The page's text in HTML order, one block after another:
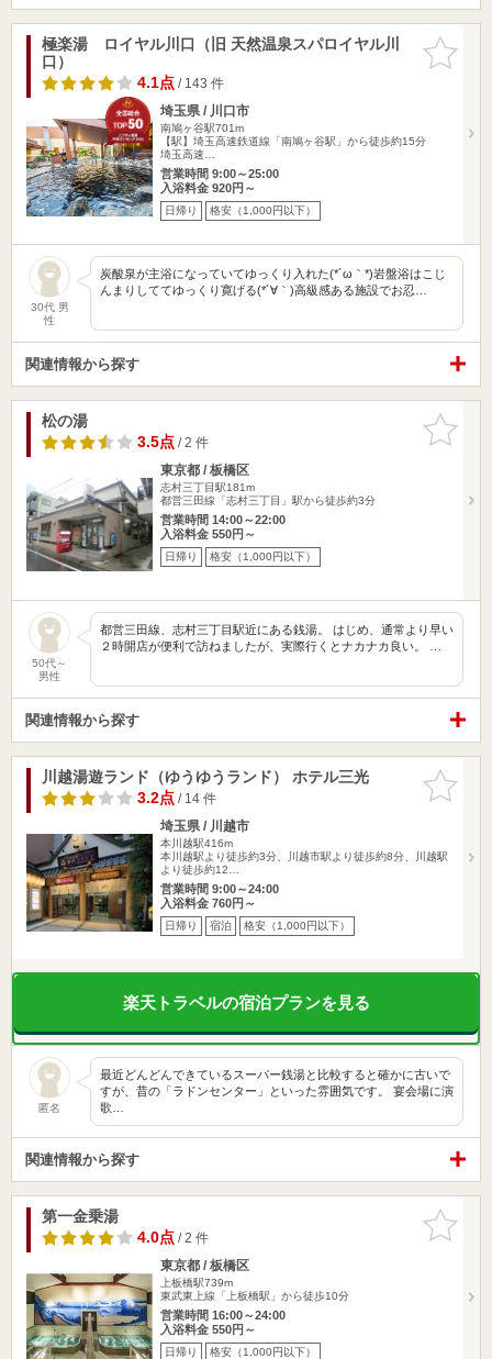
お気に入
りに追加
極楽湯 ロイヤル川口（旧 天然温泉スパロイヤル川
口）
4.1点/ 143 件
埼玉県 / 川口市
南鳩ヶ谷駅701m
【駅】埼玉高速鉄道線「南鳩ヶ谷駅」から徒歩約15分
埼玉高速…
営業時間 9:00～25:00
入浴料金 920円～
日帰り 格安（1,000円以下）
30代 男
性
炭酸泉が主浴になっていてゆっくり入れた(*´ω｀*)岩盤浴はこじ
んまりしててゆっくり寛げる(*´∀｀)高級感ある施設でお忍…
関連情報から探す
お気に入
りに追加
松の湯
3.5点/ 2 件
東京都 / 板橋区
志村三丁目駅181m
都営三田線「志村三丁目」駅から徒歩約3分
営業時間 14:00～22:00
入浴料金 550円～
日帰り 格安（1,000円以下）
50代～
男性
都営三田線、志村三丁目駅近にある銭湯。 はじめ、通常より早い
２時開店が便利で訪ねましたが、実際行くとナカナカ良い。 …
関連情報から探す
お気に入
りに追加
川越湯遊ランド（ゆうゆうランド） ホテル三光
3.2点/ 14 件
埼玉県 / 川越市
本川越駅416m
本川越駅より徒歩約3分、川越市駅より徒歩約8分、川越駅
より徒歩約12…
営業時間 9:00～24:00
入浴料金 760円～
日帰り 宿泊 格安（1,000円以下）
楽天トラベルの宿泊プランを見る
匿名
最近どんどんできているスーパー銭湯と比較すると確かに古いで
すが、昔の「ラドンセンター」といった雰囲気です。 宴会場に演
歌…
関連情報から探す
お気に入
りに追加
第一金乗湯
4.0点/ 2 件
東京都 / 板橋区
上板橋駅739m
東武東上線「上板橋駅」から徒歩10分
営業時間 16:00～24:00
入浴料金 550円～
日帰り 格安（1,000円以下）